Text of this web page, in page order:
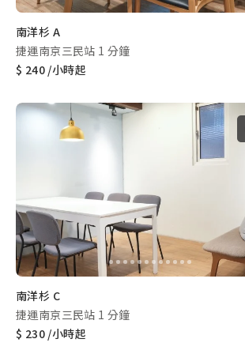
南洋杉 A
捷運南京三民站 1 分鐘
$ 240 /小時起
南洋杉 C
捷運南京三民站 1 分鐘
$ 230 /小時起